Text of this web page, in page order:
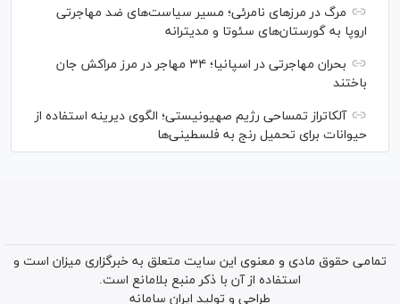
مرگ در مرز‌های نامرئی؛ مسیر سیاست‌های ضد مهاجرتی
اروپا به گورستان‌های سئوتا و مدیترانه
بحران مهاجرتی در اسپانیا؛ ۳۴ مهاجر در مرز مراکش جان
باختند
آلکاتراز تمساحی رژیم صهیونیستی؛ الگوی دیرینه استفاده از
حیوانات برای تحمیل رنج به فلسطینی‌ها
تمامی حقوق مادی و معنوی این سایت متعلق به خبرگزاری میزان است و
استفاده از آن با ذکر منبع بلامانع است.
طراحی و تولید ایران سامانه